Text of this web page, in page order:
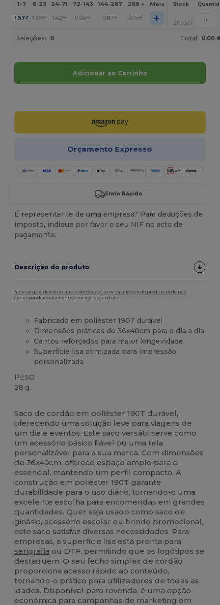
1-7 8-23 24-71 72-143 144-287 288 + Mais Stock
1.57€ 1.50€ 1.42 € 0.94 € 0.87€ 0.75€ + 209321
Seleções: 0 Total: 0.00
Adicionar ao Carrinho
Orçamento Expresso
Envio Rápido
É representante de uma empresa? Para deduções de
imposto, indique por favor o seu NIF no acto de
pagamento.
Descrição do produto
Note-se que, devido à calibração do ecrã, a cor da imagem do produto pode não
corresponder exatamente à cor real do produto.
Fabricado em poliéster 190T durável
Dimensões práticas de 36x40cm para o dia a dia
Cantos reforçados para maior longevidade
Superfície lisa otimizada para impressão
personalizada
PESO
28 g.
Saco de cordão em poliéster 190T durável,
oferecendo uma solução leve para viagens de
um dia e eventos. Este saco versátil serve como
um acessório básico fiável ou uma tela
personalizável para a sua marca. Com dimensões
de 36x40cm, oferece espaço amplo para o
essencial, mantendo um perfil compacto. A
construção em poliéster 190T garante
durabilidade para o uso diário, tornando-o uma
excelente escolha para encomendas em grandes
quantidades. Quer seja usado como saco de
ginásio, acessório escolar ou brinde promocional,
este saco satisfaz diversas necessidades. Para
empresas, a superfície lisa está pronta para
serigrafia ou DTF, permitindo que os logótipos se
destaquem. O seu fecho simples de cordão
proporciona acesso rápido ao conteúdo,
tornando-o prático para utilizadores de todas as
idades. Disponível para revenda, é uma opção
económica para campanhas de marketing em